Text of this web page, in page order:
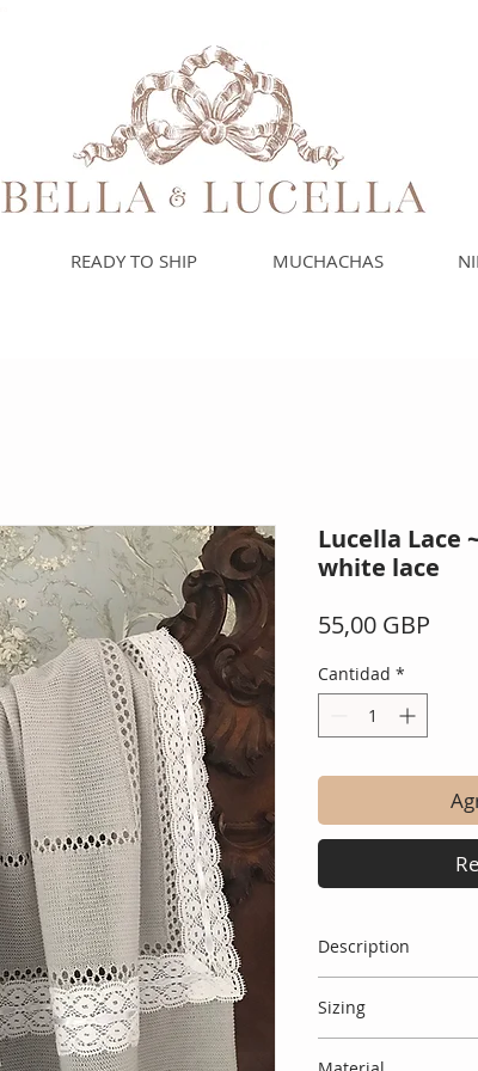
READY TO SHIP MUCHACHAS
Lucella Lace
white lace
55,00 GBP
Cantidad *
Description
thick white lace
ribbon
Sizing